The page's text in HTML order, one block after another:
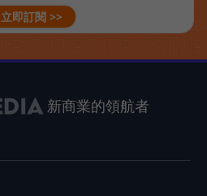
立即訂閱 >>
新商業的領航者